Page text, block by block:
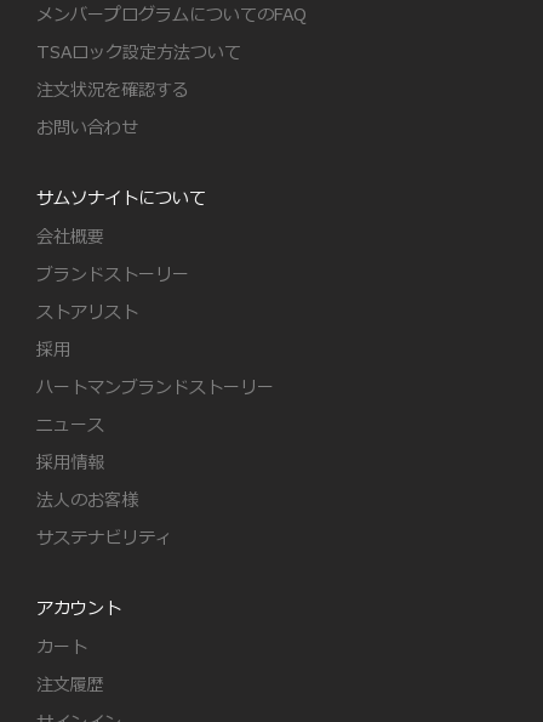
メンバープログラムについてのFAQ
TSAロック設定方法ついて
注文状況を確認する
お問い合わせ
サムソナイトについて
会社概要
ブランドストーリー
ストアリスト
採用
ハートマンブランドストーリー
ニュース
採用情報
法人のお客様
サステナビリティ
アカウント
カート
注文履歴